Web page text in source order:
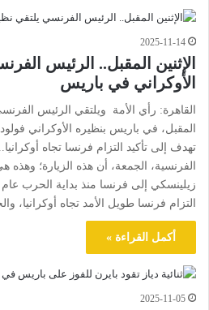
2025-11-14
الإثنين المقبل.. الرئيس
الأوكراني في باريس
القاهرة: رأي الأمة ويلتقي الرئيس
المقبل، في باريس بنظيره الأوكراني
تهدف إلى تأكيد التزام فرنسا تجاه
الفرنسية، الجمعة، أن هذه الزيارة؛ وهذه
التزام فرنسا طويل الأمد تجاه أوكرانيا،
أكمل القراءة »
2025-11-05